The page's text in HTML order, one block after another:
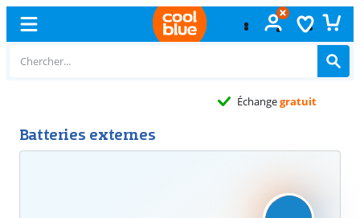
gratuit
Batteries externes